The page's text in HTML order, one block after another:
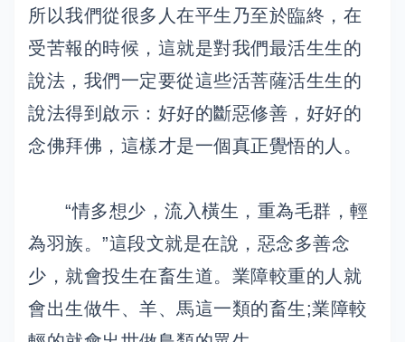
所以我們從很多人在平生乃至於臨終，在
受苦報的時候，這就是對我們最活生生的
說法，我們一定要從這些活菩薩活生生的
說法得到啟示：好好的斷惡修善，好好的
念佛拜佛，這樣才是一個真正覺悟的人。
“情多想少，流入橫生，重為毛群，輕
為羽族。”這段文就是在說，惡念多善念
少，就會投生在畜生道。業障較重的人就
會出生做牛、羊、馬這一類的畜生;業障較